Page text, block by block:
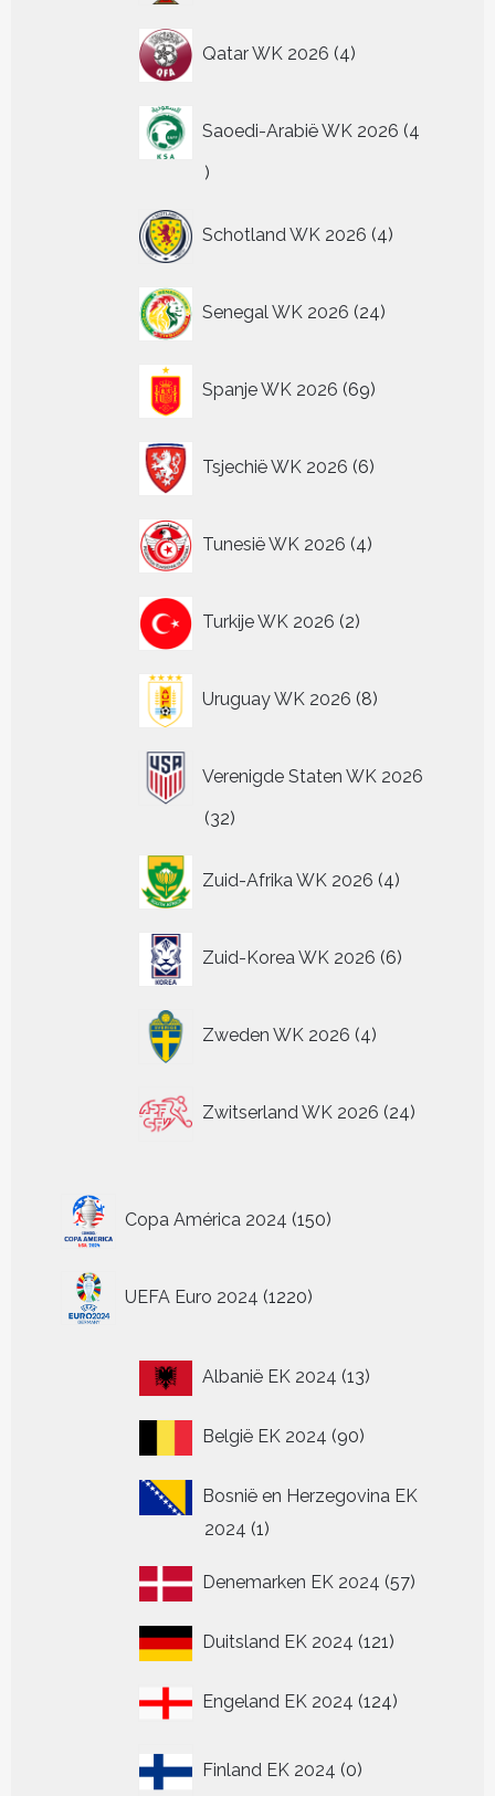
Qatar WK 2026 4
producten
Saoedi-Arabië WK 2026 4
4
Schotland WK 2026 4
producten
Senegal WK 2026 24
producten
Spanje WK 2026 69
producten
Tsjechië WK 2026 6
producten
Tunesië WK 2026 4
producten
Turkije WK 2026 2
producten
Uruguay WK 2026 8
producten
Verenigde Staten WK 2026
3232
Zuid-Afrika WK 2026 4
producten
Zuid-Korea WK 2026 6
producten
Zweden WK 2026 4
producten
Zwitserland WK 2026 24
producten
Copa América 2024 150
producten
UEFA Euro 2024 1220
producten
Albanië EK 2024 1313
België EK 2024 9090
Bosnië en Herzegovina EK
2024 11
Denemarken EK 2024 5757
Duitsland EK 2024 121121
Engeland EK 2024 124124
Finland EK 2024 0
producten